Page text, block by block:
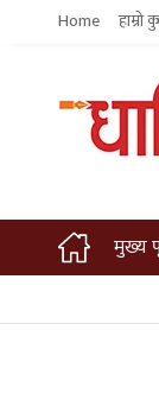
Home हाम्रो
मुख्य